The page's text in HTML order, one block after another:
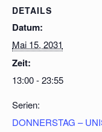
DETAILS
Datum:
Mai 15, 2031
Zeit:
13:00 - 23:55
Serien:
DONNERSTAG –